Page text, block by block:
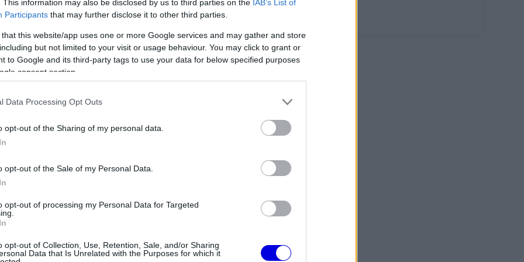
This information may also be disclosed by us to third parties on the IAB’s List of
Participants that may further disclose it to other third parties.
that this website/app uses one or more Google services and may gather and store
but not limited to your visit or usage behaviour. You may click to grant or
to Google and its third-party tags to use your data for below specified purposes
consent section.
Data Processing Opt Outs
opt-out of the Sharing of my personal data.
opt-out of the Sale of my Personal Data.
opt-out of processing my Personal Data for Targeted
opt-out of Collection, Use, Retention, Sale, and/or Sharing
Data that Is Unrelated with the Purposes for which it
és a bajnoki címekért folyó
segítheti
Aston Martinhoz
Max Verstappen érzelmes